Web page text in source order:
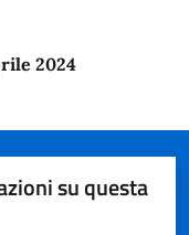
2024
su questa